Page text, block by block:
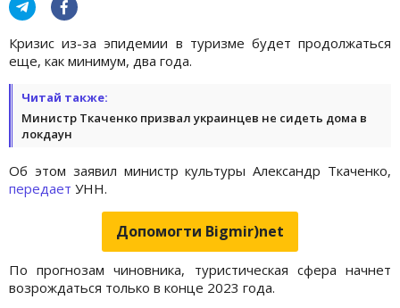
Кризис из-за эпидемии в туризме будет продолжаться
еще, как минимум, два года.
Читай также:
Министр Ткаченко призвал украинцев не сидеть дома в
локдаун
Об этом заявил министр культуры Александр Ткаченко,
передает УНН.
Допомогти Bigmir)net
По прогнозам чиновника, туристическая сфера начнет
возрождаться только в конце 2023 года.